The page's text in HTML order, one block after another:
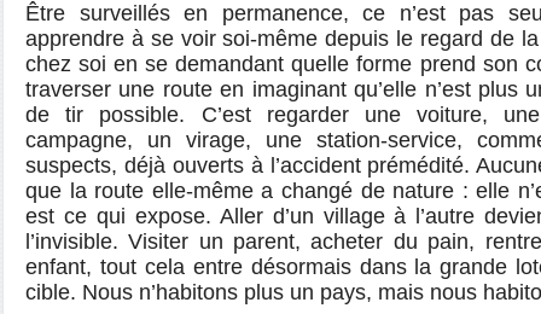
Être surveillés en permanence, ce n’est pas
apprendre à se voir soi-même depuis le regard de
chez soi en se demandant quelle forme prend son
traverser une route en imaginant qu’elle n’est plus
de tir possible. C’est regarder une voiture,
campagne, un virage, une station-service,
suspects, déjà ouverts à l’accident prémédité.
que la route elle-même a changé de nature : elle
est ce qui expose. Aller d’un village à l’autre
l’invisible. Visiter un parent, acheter du pain,
enfant, tout cela entre désormais dans la grande
cible. Nous n’habitons plus un pays, mais nous